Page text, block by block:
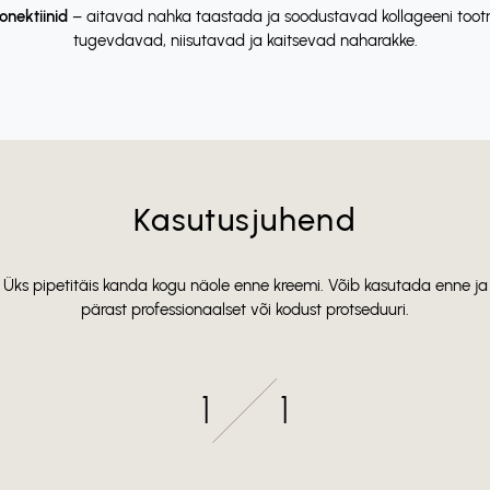
– aitavad nahka taastada ja soodustavad kollageeni
tugevdavad, niisutavad ja kaitsevad naharakke.
Kasutusjuhend
Üks pipetitäis kanda kogu näole enne kreemi. Võib kasutada enne ja
pärast professionaalset või kodust protseduuri.
1 1